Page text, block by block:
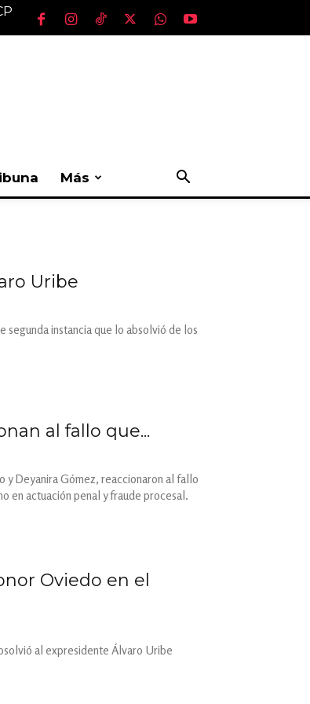
Más
Uribe
instancia que lo absolvió de los
al fallo que...
y Deyanira Gómez, reaccionaron al fallo
en actuación penal y fraude procesal.
Oviedo en el
al expresidente Álvaro Uribe